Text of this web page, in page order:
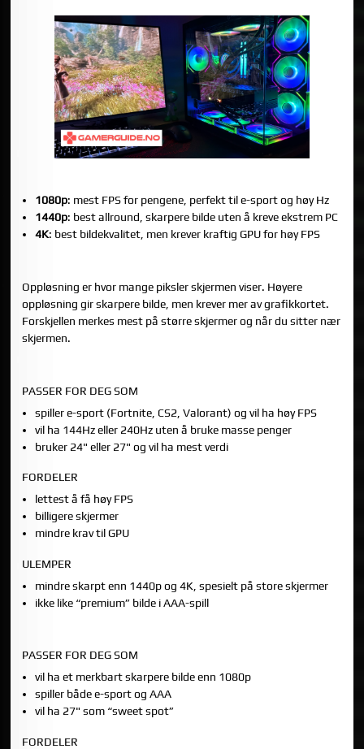
1080p: mest FPS for pengene, perfekt til e-sport og høy Hz
1440p: best allround, skarpere bilde uten å kreve ekstrem PC
4K: best bildekvalitet, men krever kraftig GPU for høy FPS
Oppløsning er hvor mange piksler skjermen viser. Høyere
oppløsning gir skarpere bilde, men krever mer av grafikkortet.
Forskjellen merkes mest på større skjermer og når du sitter nær
skjermen.
PASSER FOR DEG SOM
spiller e-sport (Fortnite, CS2, Valorant) og vil ha høy FPS
vil ha 144Hz eller 240Hz uten å bruke masse penger
bruker 24" eller 27" og vil ha mest verdi
FORDELER
lettest å få høy FPS
billigere skjermer
mindre krav til GPU
ULEMPER
mindre skarpt enn 1440p og 4K, spesielt på store skjermer
ikke like “premium” bilde i AAA-spill
PASSER FOR DEG SOM
vil ha et merkbart skarpere bilde enn 1080p
spiller både e-sport og AAA
vil ha 27" som “sweet spot”
FORDELER